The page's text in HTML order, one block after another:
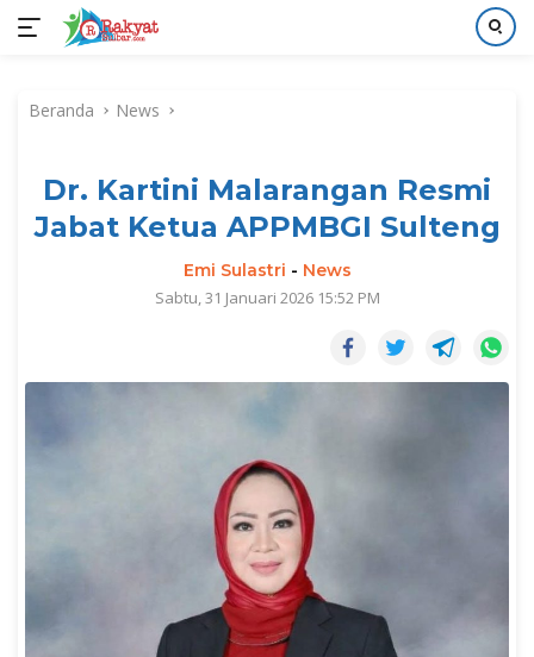
kontenBeranda News
Dr. Kartini Malarangan Resmi
Jabat Ketua APPMBGI Sulteng
Emi Sulastri - News
Sabtu, 31 Januari 2026 15:52 PM